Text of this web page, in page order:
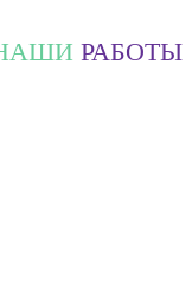
РАБОТЫ